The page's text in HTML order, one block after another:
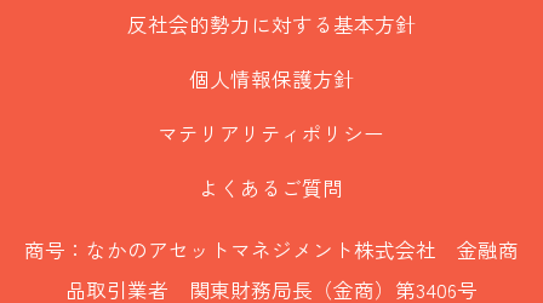
反社会的勢力に対する基本方針
個人情報保護方針
マテリアリティポリシー
よくあるご質問
商号：なかのアセットマネジメント株式会社 金融商
品取引業者 関東財務局長（金商）第3406号